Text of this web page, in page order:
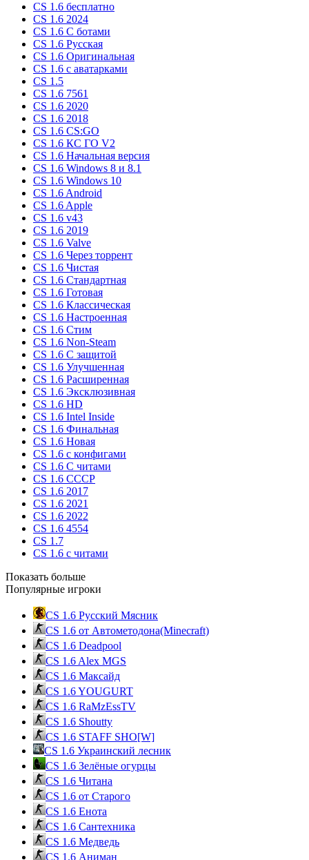
CS 1.6 бесплатно
CS 1.6 2024
CS 1.6 С ботами
CS 1.6 Русская
CS 1.6 Оригинальная
CS 1.6 c аватарками
CS 1.5
CS 1.6 7561
CS 1.6 2020
CS 1.6 2018
CS 1.6 CS:GO
CS 1.6 КС ГО V2
CS 1.6 Начальная версия
CS 1.6 Windows 8 и 8.1
CS 1.6 Windows 10
CS 1.6 Android
CS 1.6 Apple
CS 1.6 v43
CS 1.6 2019
CS 1.6 Valve
CS 1.6 Через торрент
CS 1.6 Чистая
CS 1.6 Стандартная
CS 1.6 Готовая
CS 1.6 Классическая
CS 1.6 Настроенная
CS 1.6 Стим
CS 1.6 Non-Steam
CS 1.6 C защитой
CS 1.6 Улучшенная
CS 1.6 Расширенная
CS 1.6 Эксклюзивная
CS 1.6 HD
CS 1.6 Intel Inside
CS 1.6 Финальная
CS 1.6 Новая
CS 1.6 с конфигами
CS 1.6 С читами
CS 1.6 CCCP
CS 1.6 2017
CS 1.6 2021
CS 1.6 2022
CS 1.6 4554
CS 1.7
CS 1.6 с читами
Показать больше
Популярные игроки
CS 1.6 Русский Мясник
CS 1.6 от Автометодона(Minecraft)
CS 1.6 Deadpool
CS 1.6 Alex MGS
CS 1.6 Максайд
CS 1.6 YOUGURT
CS 1.6 RaMzEssTV
CS 1.6 Shoutty
CS 1.6 STAFF SHO[W]
CS 1.6 Украинский лесник
CS 1.6 Зелёные огурцы
CS 1.6 Читана
CS 1.6 от Cтарого
CS 1.6 Енота
CS 1.6 Сантехника
CS 1.6 Медведь
CS 1.6 Аниман